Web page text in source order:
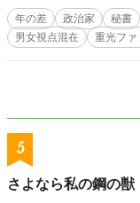
年の差 政治家 秘書
男女視点混在
重光ファ
5
さよなら私の鋼の獣